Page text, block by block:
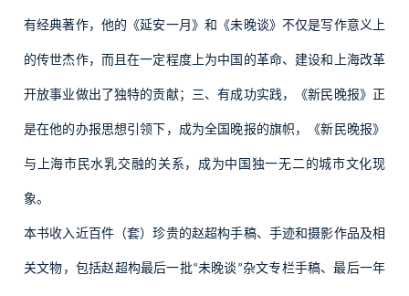
有经典著作，他的《延安一月》和《未晚谈》不仅是写作意义上
的传世杰作，而且在一定程度上为中国的革命、建设和上海改革
开放事业做出了独特的贡献；三、有成功实践，《新民晚报》正
是在他的办报思想引领下，成为全国晚报的旗帜，《新民晚报》
与上海市民水乳交融的关系，成为中国独一无二的城市文化现
象。
本书收入近百件（套）珍贵的赵超构手稿、手迹和摄影作品及相
关文物，包括赵超构最后一批“未晚谈 ”杂文专栏手稿、最后一年